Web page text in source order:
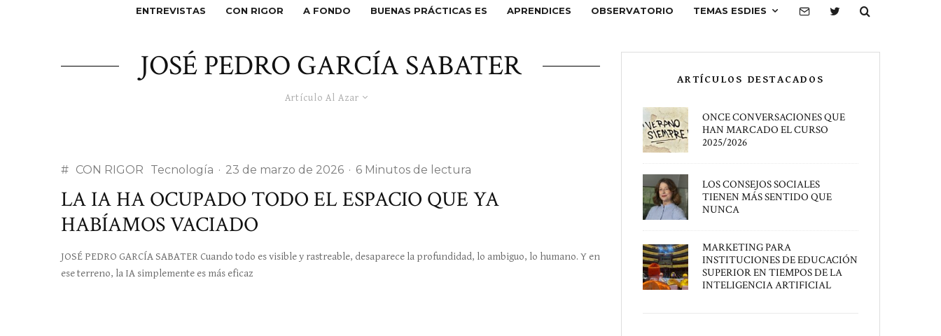
ENTREVISTAS CON RIGOR A FONDO BUENAS PRÁCTICAS ES APRENDICES OBSERVATORIO TEMAS ESDIES
JOSÉ PEDRO GARCÍA SABATER
Artículo Al Azar
# CON RIGOR Tecnología · 23 de marzo de 2026 · 6 Minutos de lectura
LA IA HA OCUPADO TODO EL ESPACIO QUE YA
HABÍAMOS VACIADO
JOSÉ PEDRO GARCÍA SABATER Cuando todo es visible y rastreable, desaparece la profundidad, lo ambiguo, lo humano. Y en
ese terreno, la IA simplemente es más eficaz
ARTÍCULOS DESTACADOS
ONCE CONVERSACIONES QUE
HAN MARCADO EL CURSO
2025/2026
LOS CONSEJOS SOCIALES
TIENEN MÁS SENTIDO QUE
NUNCA
MARKETING PARA
INSTITUCIONES DE EDUCACIÓN
SUPERIOR EN TIEMPOS DE LA
INTELIGENCIA ARTIFICIAL